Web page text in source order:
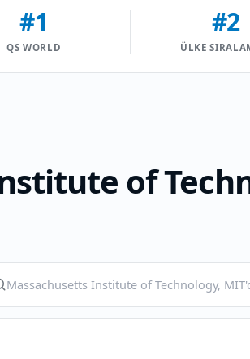
#1
QS WORLD
#2
ÜLKE
of